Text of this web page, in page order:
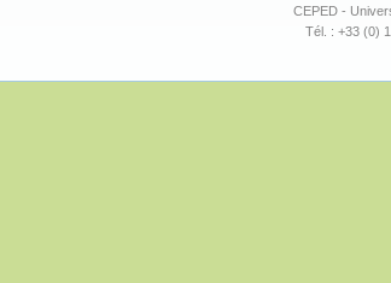
CEPED -
Tél. : +33 (0)